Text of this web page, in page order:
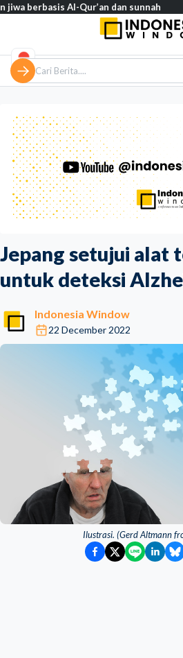
Jepang setujui alat
untuk deteksi
Indonesia Window
22 December 2022
Ilustrasi. (Gerd Altmann
Al-Qur’an dan sunnah Mirip